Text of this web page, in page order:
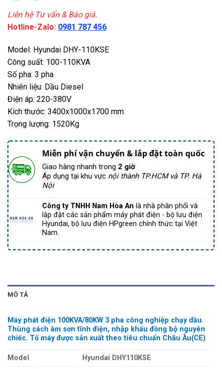
Liên hệ Tư vấn & Báo giá.
Hotline-Zalo: 0981 787 456
Model: Hyundai DHY-110KSE
Công suất: 100-110KVA
Số pha: 3 pha
Nhiên liệu: Dầu Diesel
Điện áp: 220-380V
Kích thước: 3400x1000x1700 mm
Trọng lượng: 1520Kg
Miễn phí vận chuyển & lắp đặt toàn quốc
Giao hàng nhanh trong 2 giờ
Áp dụng tại khu vực nội thành TP.HCM và TP. Hà
Nội
Công ty TNHH Nam Hòa An là nhà phân phối và
lắp đặt các sản phẩm máy phát điện - bộ lưu điện
Hyundai, bộ lưu điện HPgreen chính thức tại Việt
Nam.
MÔ TẢ
Máy phát điện 100KVA/80KW 3 pha công nghiệp chạy dầu.
Thùng cách âm sơn tĩnh điện, nhập khẩu đồng bộ nguyên
chiếc. Tổ máy được sản xuất theo tiêu chuẩn Châu Âu(CE)
Model
Hyundai DHY110KSE